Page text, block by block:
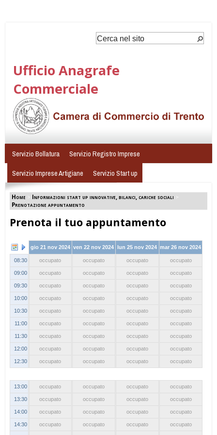
Ufficio Anagrafe
Commerciale
Servizio Bollatura
Servizio Registro Imprese
Servizio Imprese Artigiane
Servizio Start up
Home > Informazioni start up innovative, bilanci, cariche sociali >
Prenotazione appuntamento
Prenota il tuo appuntamento
gio 21 nov 2024 ven 22 nov 2024 lun 25 nov 2024 mar 26 nov 2024
08:30 occupato occupato occupato occupato
09:00 occupato occupato occupato occupato
09:30 occupato occupato occupato occupato
10:00 occupato occupato occupato occupato
10:30 occupato occupato occupato occupato
11:00 occupato occupato occupato occupato
11:30 occupato occupato occupato occupato
12:00 occupato occupato occupato occupato
12:30 occupato occupato occupato occupato
13:00 occupato occupato occupato occupato
13:30 occupato occupato occupato occupato
14:00 occupato occupato occupato occupato
14:30 occupato occupato occupato occupato